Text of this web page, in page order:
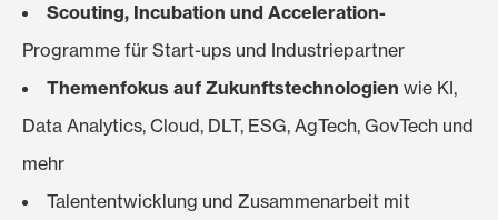
Scouting, Incubation und Acceleration-
Programme für Start-ups und Industriepartner
Themenfokus auf Zukunftstechnologien wie KI,
Data Analytics, Cloud, DLT, ESG, AgTech, GovTech und
mehr
Talententwicklung und Zusammenarbeit mit